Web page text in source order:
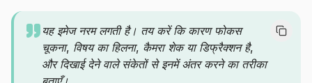
यह इमेज नरम लगती है। तय करें कि कारण फोकस
चूकना, विषय का हिलना, कैमरा शेक या डिफ्रैक्शन है,
और दिखाई देने वाले संकेतों से इनमें अंतर करने का तरीका